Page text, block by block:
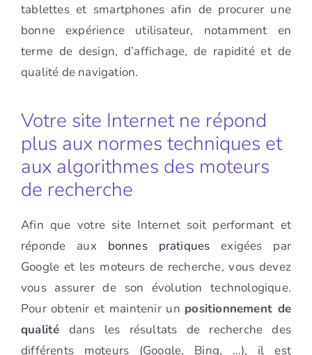
tablettes et smartphones afin de procurer une
bonne expérience utilisateur, notamment en
terme de design, d’affichage, de rapidité et de
qualité de navigation.
Votre site Internet ne répond
plus aux normes techniques et
aux algorithmes des moteurs
de recherche
Afin que votre site Internet soit performant et
réponde aux bonnes pratiques exigées par
Google et les moteurs de recherche, vous devez
vous assurer de son évolution technologique.
Pour obtenir et maintenir un positionnement de
qualité dans les résultats de recherche des
différents moteurs (Google, Bing, …), il est